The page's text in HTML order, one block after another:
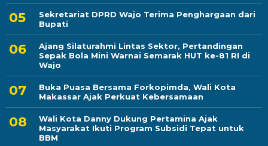
Sekretariat DPRD Wajo Terima Penghargaan dari
Bupati
Ajang Silaturahmi Lintas Sektor, Pertandingan
Sepak Bola Mini Warnai Semarak HUT ke-81 RI di
Wajo
Buka Puasa Bersama Forkopimda, Wali Kota
Makassar Ajak Perkuat Kebersamaan
Wali Kota Danny Dukung Pertamina Ajak
Masyarakat Ikuti Program Subsidi Tepat untuk
BBM